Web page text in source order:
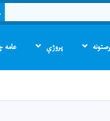
پروژې عامه